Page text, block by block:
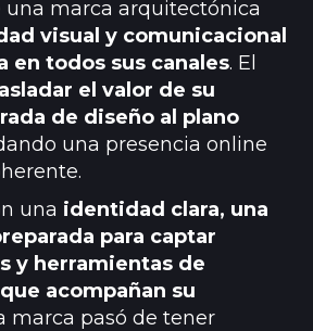
una marca arquitectónica
visual y comunicacional
en todos sus canales. El
el valor de su
de diseño al plano
una presencia online
una identidad clara, una
para captar
y herramientas de
acompañan su
marca pasó de tener